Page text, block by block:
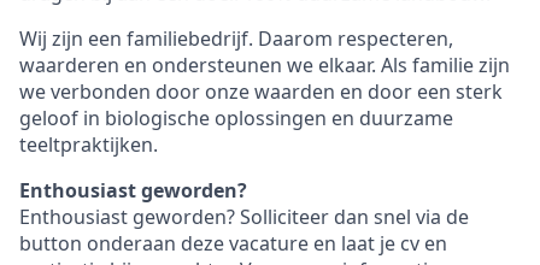
Wij zijn een familiebedrijf. Daarom respecteren,
waarderen en ondersteunen we elkaar. Als familie zijn
we verbonden door onze waarden en door een sterk
geloof in biologische oplossingen en duurzame
teeltpraktijken.
Enthousiast geworden?
Enthousiast geworden? Solliciteer dan snel via de
button onderaan deze vacature en laat je cv en